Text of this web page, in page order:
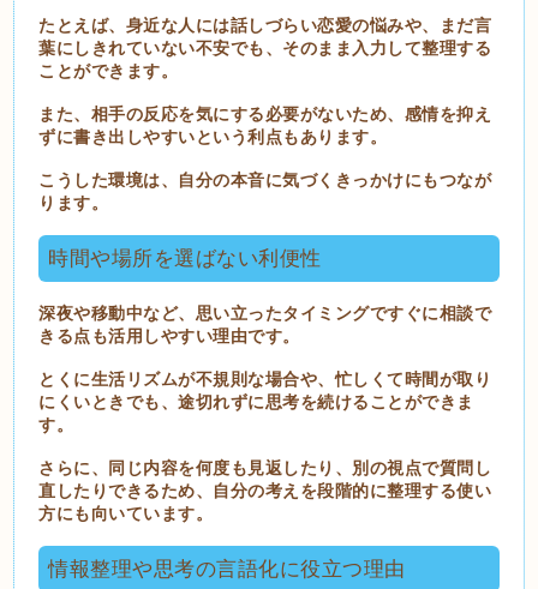
たとえば、身近な人には話しづらい恋愛の悩みや、まだ言
葉にしきれていない不安でも、そのまま入力して整理する
ことができます。
また、相手の反応を気にする必要がないため、感情を抑え
ずに書き出しやすいという利点もあります。
こうした環境は、自分の本音に気づくきっかけにもつなが
ります。
時間や場所を選ばない利便性
深夜や移動中など、思い立ったタイミングですぐに相談で
きる点も活用しやすい理由です。
とくに生活リズムが不規則な場合や、忙しくて時間が取り
にくいときでも、途切れずに思考を続けることができま
す。
さらに、同じ内容を何度も見返したり、別の視点で質問し
直したりできるため、自分の考えを段階的に整理する使い
方にも向いています。
情報整理や思考の言語化に役立つ理由